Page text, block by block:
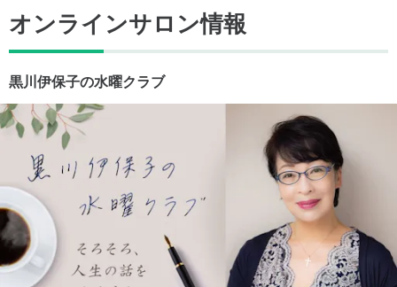
オンラインサロン情報
黒川伊保子の水曜クラブ